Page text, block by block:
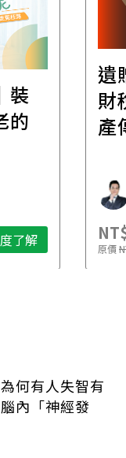
│
資
了解
百
經
原價
何有人失智有
內「神經發